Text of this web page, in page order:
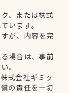
、または株式
います。
が、内容を完
場合は、事前
。
式会社ギミッ
の責任を一切